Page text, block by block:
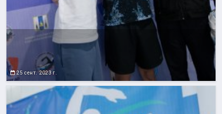
25 сент. 2023 г.